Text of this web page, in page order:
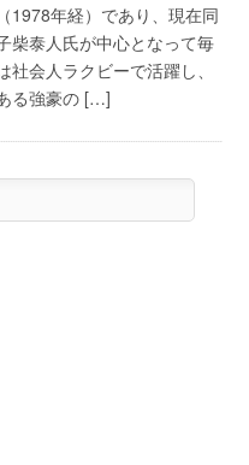
1978年経）であり、現在同
柴泰人氏が中心となって毎
会人ラクビーで活躍し、
る強豪の […]